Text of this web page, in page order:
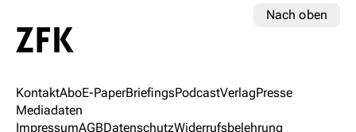
Nach oben
KontaktAboE-PaperBriefingsPodcastVerlagPresse
Mediadaten
ImpressumAGBDatenschutzWiderrufsbelehrung